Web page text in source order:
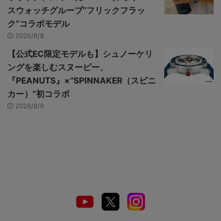
スウォッチグループ“フリックフラッ
ク”コラボモデル
2026/8/8
【公式EC限定モデルも】シュノーケリ
ングを楽しむスヌーピー、
『PEANUTS』×“SPINNAKER（スピニ
カー）”初コラボ
2026/8/8